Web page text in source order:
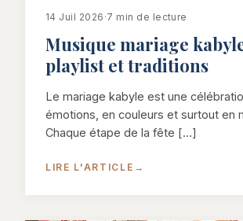
14 Juil 2026 ·7 min de lecture
Musique mariage
playlist et traditions
Le mariage kabyle est une
émotions, en couleurs et surtout en
Chaque étape de la fête […]
LIRE L'ARTICLE →